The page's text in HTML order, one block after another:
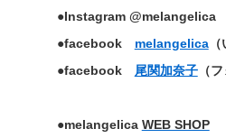
●Instagram @melangelica
●facebook melangelica（
●facebook 尾関加奈子（フ
●melangelica WEB SHOP